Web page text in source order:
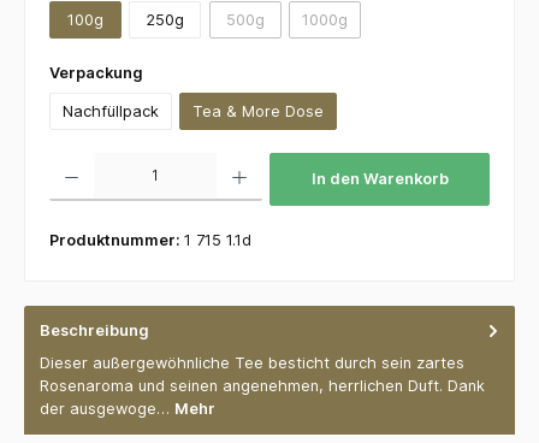
100g 250g 500g(Diese Option ist zurzeit nicht verfügbar.)
1000g(Diese Option ist zurzeit nicht
Verpackung
Nachfüllpack Tea & More Dose
In den Warenkorb
Produktnummer: 1 715 1.1d
Beschreibung
Dieser außergewöhnliche Tee besticht durch sein zartes
Rosenaroma und seinen angenehmen, herrlichen Duft. Dank
der ausgewoge… Mehr